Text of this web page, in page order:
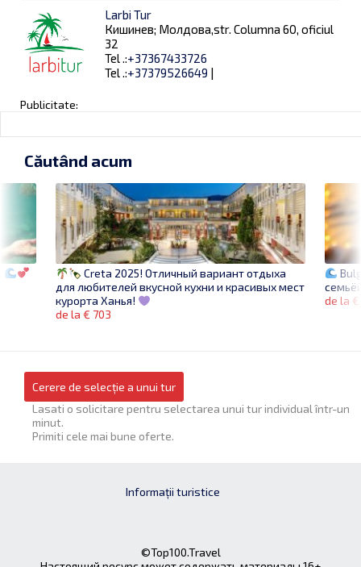
Larbi Tur
Кишинев; Молдова,str. Columna 60, oficiul
32
Tel .:+37367433726
Tel .:+37379526649 |
Publicitate:
de la
Căutând acum
Creta 2025! Отличный вариант отдыха
для любителей вкусной кухни и красивых мест
курорта Ханья!
de la € 703
Cerere de selecție a unui tur
Lasati o solicitare pentru selectarea unui tur individual într-un
minut.
Primiti cele mai bune oferte.
Informații turistice
©Top100.Travel